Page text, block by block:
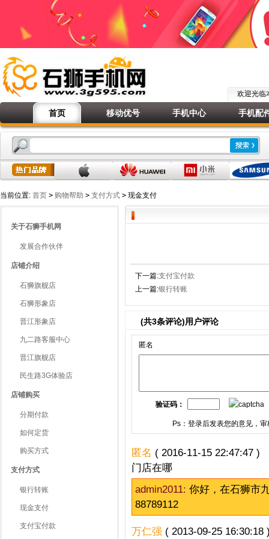
欢迎光
首页 移动优号 手机中心 手机配
当前位置: 首页 > 购物帮助 > 支付方式 > 现金支付
关于石狮手机网
发展合作伙伴
店铺介绍
石狮旗舰店
石狮形象店
晋江形象店
九二路客服中心
晋江旗舰店
民生路3G体验店
店铺购买
分期付款
如何定货
购买方式
支付方式
银行转账
现金支付
支付宝付款
下一篇:支付宝付款
上一篇:银行转账
(共3条评论)用户评论
匿名
验证码：
Ps：登录后发表您的意见，
匿名 ( 2016-11-15 22:47:47 )
门店在哪
admin2011: 你好，在石狮市
88789112
万仁强 ( 2013-09-25 16:30:18